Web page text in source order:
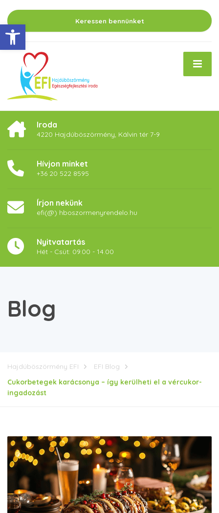
Eszköztár megnyitása
Keressen bennünket
Iroda
4220 Hajdúböszörmény, Kálvin tér 7-9
Hívjon minket
+36 20 522 8595
Írjon nekünk
efi(@) hboszormenyrendelo.hu
Nyitvatartás
Hét - Csüt: 09.00 - 14.00
Blog
Hajdúböszörmény EFI
EFI Blog
Cukorbetegek karácsonya – így kerülheti el a vércukor-
ingadozást